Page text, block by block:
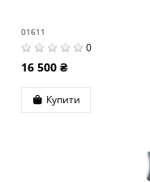
01611
0
16 500 ₴
Купити